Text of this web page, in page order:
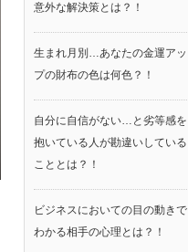
意外な解決策とは？！
生まれ月別…あなたの金運アッ
プの財布の色は何色？！
自分に自信がない…と劣等感を
抱いている人が勘違いしている
こととは？！
ビジネスにおいての目の動きで
わかる相手の心理とは？！